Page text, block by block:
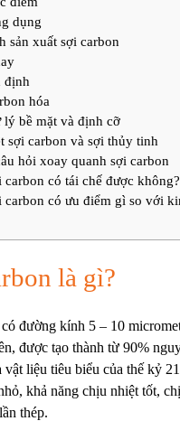
dụng
sản xuất sợi carbon
định
hóa
bề mặt và định cỡ
sợi carbon và sợi thủy tinh
hỏi xoay quanh sợi carbon
carbon có tái chế được không?
carbon có ưu điểm gì so với
là gì?
có đường kính 5 – 10
được tạo thành từ 90%
vật liệu tiêu biểu của thế kỷ
khả năng chịu nhiệt tốt,
thép.